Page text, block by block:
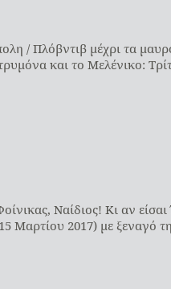
/ Πλόβντιβ μέχρι τα
και το Μελένικο:
Ναίδιος! Κι αν
2017) με ξεναγό